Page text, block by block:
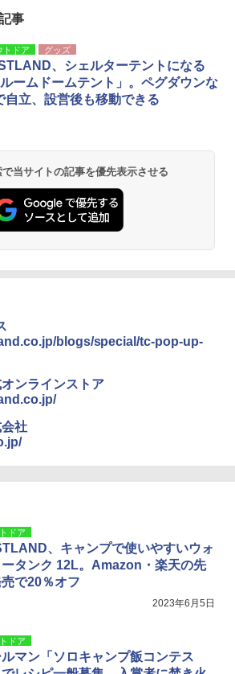
ャンパーズコレクション 山善] ポップアッ
テント 傘みたいに広げて畳める パッとサ
とサンシェード キューブ フルクローズ メ
シュ 簡単設置 ワンタッチテント キャンプ
ハイキング カーキ PATC-150(KH)
PEAK (パイクスピーク) 着替えテン
プライバシー テント 【中が透けない】 1
用 折りたたみ 防災グッズ 災害用トイレ ビ
チ ピクニック ポップアップテント 携帯 簡
トイレテント (ブラック)
ント ワンタッチ RENEW 幅200 2-3人用 43
[キャンパーズコレクション 山善] 傘みたいに
げるだけ パッとサッとテント ブラックコ
ティング フルクローズ メッシュ 3-4人用
単設置 ポップアップテント エクルベージ
ャンパーズコレクション 山善] 傘みたいに
げるだけ パッとサッとテント キューブワ
ド ブラックコーティング フルクローズ メ
シュ 4人用 簡単設置 ポップアップテント P
ステンレス保冷剤 2個セット 2
リニューアル 急速冷凍 空間倍増 衛生的
ンパクト 保冷力長持ち
2,980
バンドック)ソロ ドーム 1 EX BDK
ーム ドーム型 テント
14,800
撃退スプレー 熊よけスプレー 熊スプレー
の購入実績 登山・キャンプ・アウトドア・
災用品 長期保存可能 緊急時用 日本国内発
3,680
パラソル 大型 ビーチ アウトドアパ
ソル ガーデン サイトシート付 折りたたみ
水 UVカット 4段階高さ調整 軽量 収納袋付
替えテント トイレテント 透けない【換気
気窓付き】収納袋付き UVカット 防水 防災
ンパクト iimono117 (ブルー)
事
トドア グッズ
、シェルターテントになる
ルームドームテント」。ペグダウンな
自立、設営後も移動できる
当サイトの記事を優先表示させる
blogs/special/tc-pop-up-
ンラインストア
社
ドア
、キャンプで使いやすいウォ
ータンク 12L。Amazon・楽天の先
で20％オフ
2023年6月5日
ドア
ルマン「ソロキャンプ飯コンテス